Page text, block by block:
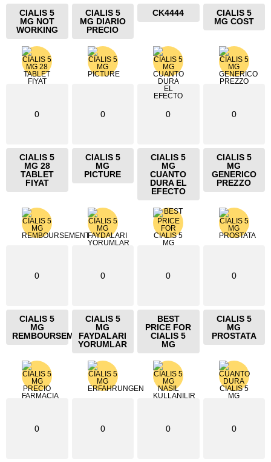
CIALIS 5
MG NOT
WORKING
CIALIS 5
MG DIARIO
PRECIO
CK4444
CIALIS 5
MG COST
0
CIALIS 5
MG 28
TABLET
FIYAT
0
CIALIS 5
MG
PICTURE
0
CIALIS 5
MG
CUANTO
DURA EL
EFECTO
0
CIALIS 5
MG
GENERICO
PREZZO
0
CIALIS 5
MG
REMBOURSEMENT
0
CIALIS 5
MG
FAYDALARI
YORUMLAR
0
BEST
PRICE FOR
CIALIS 5
MG
0
CIALIS 5
MG
PROSTATA
0 0 0 0